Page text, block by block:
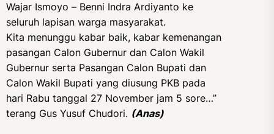
Wajar Ismoyo – Benni Indra Ardiyanto ke
seluruh lapisan warga masyarakat.
Kita menunggu kabar baik, kabar kemenangan
pasangan Calon Gubernur dan Calon Wakil
Gubernur serta Pasangan Calon Bupati dan
Calon Wakil Bupati yang diusung PKB pada
hari Rabu tanggal 27 November jam 5 sore…”
terang Gus Yusuf Chudori. (Anas)